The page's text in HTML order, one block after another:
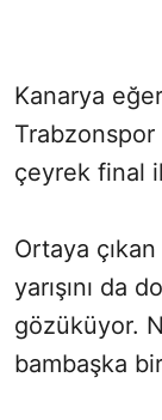
Kanarya
Trabzonspor
çeyrek final
Ortaya
yarışını da
gözüküyor.
bambaşka